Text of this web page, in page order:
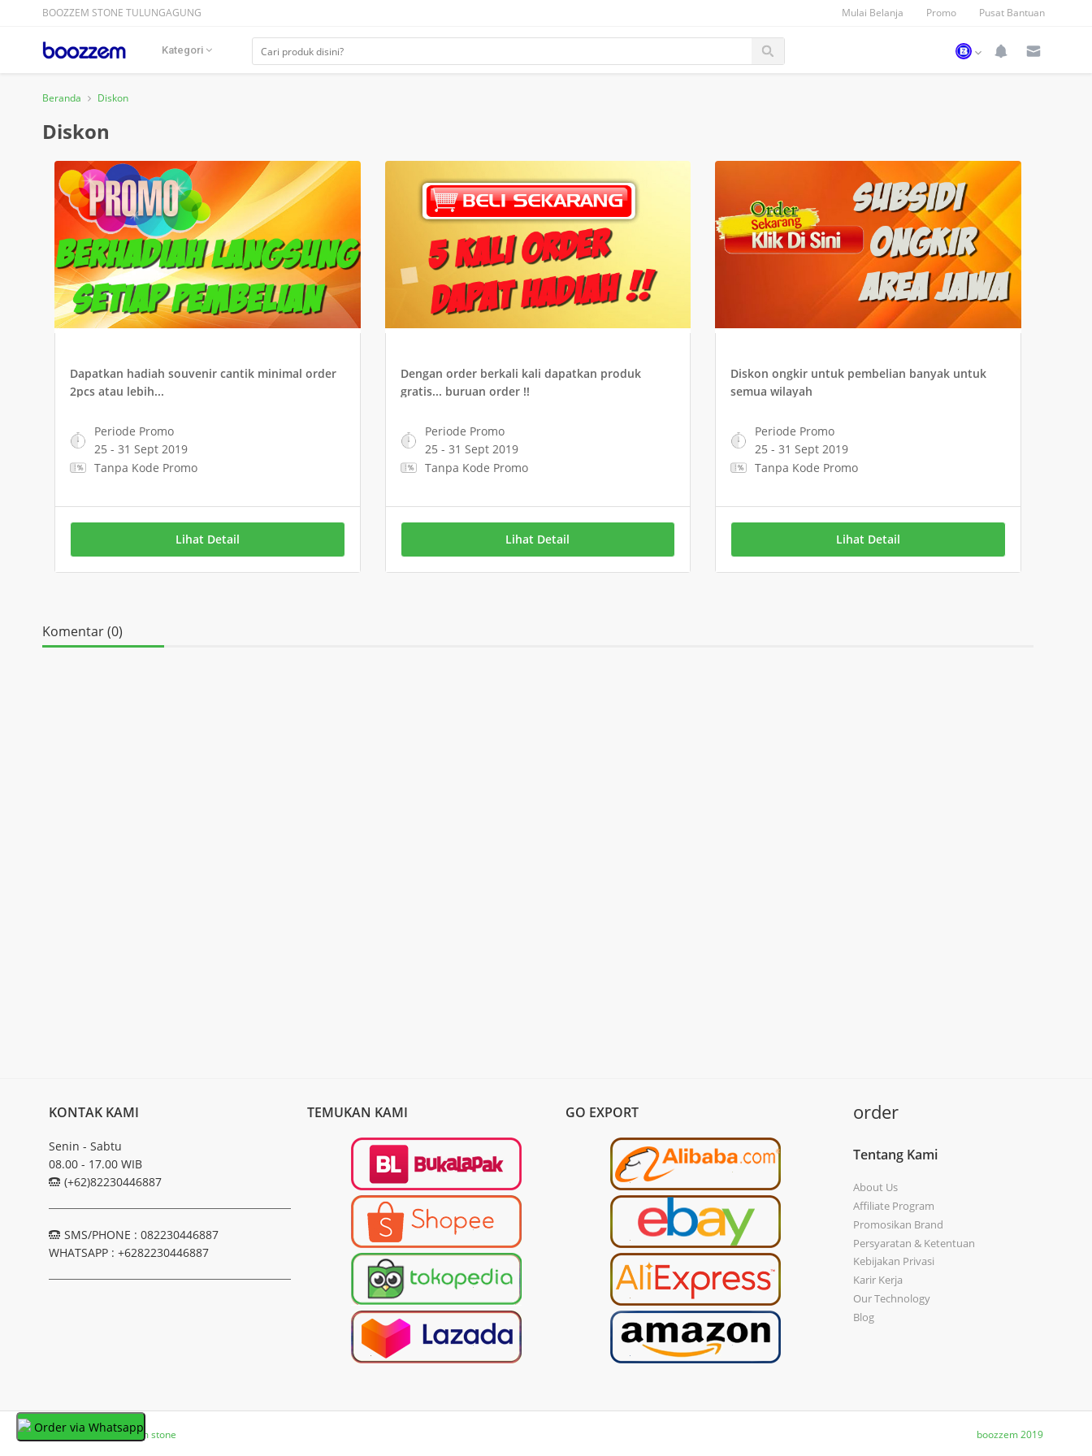
BOOZZEM STONE TULUNGAGUNG Mulai Belanja Promo Pusat Bantuan
Kategori
Beranda Diskon
Diskon
Dapatkan hadiah souvenir cantik minimal order
2pcs atau lebih...
Periode Promo
25 - 31 Sept 2019
Tanpa Kode Promo
Lihat Detail
Dengan order berkali kali dapatkan produk
gratis... buruan order !!
Periode Promo
25 - 31 Sept 2019
Tanpa Kode Promo
Lihat Detail
Diskon ongkir untuk pembelian banyak untuk
semua wilayah
Periode Promo
25 - 31 Sept 2019
Tanpa Kode Promo
Lihat Detail
Komentar (0)
KONTAK KAMI
Senin - Sabtu
08.00 - 17.00 WIB
(+62)82230446887
SMS/PHONE : 082230446887
WHATSAPP : +6282230446887
TEMUKAN KAMI GO EXPORT order
Order via Whatsapp
Tentang Kami
About Us
Affiliate Program
Promosikan Brand
Persyaratan & Ketentuan
Kebijakan Privasi
Karir Kerja
Our Technology
Blog
Online Storeboozzem stone boozzem 2019